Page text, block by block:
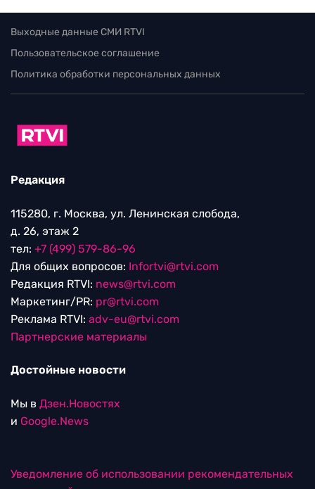
Выходные данные СМИ RTVI
Пользовательское соглашение
Политика обработки персональных данных
Редакция
115280, г. Москва, ул. Ленинская слобода,
д. 26, этаж 2
тел: +7 (499) 579-86-96
Для общих вопросов: Infortvi@rtvi.com
Редакция RTVI: news@rtvi.com
Маркетинг/PR: pr@rtvi.com
Реклама RTVI: adv-eu@rtvi.com
Партнерские материалы
Достойные новости
Мы в Дзен.Новостях
и Google.News
Уведомление об использовании рекомендательных